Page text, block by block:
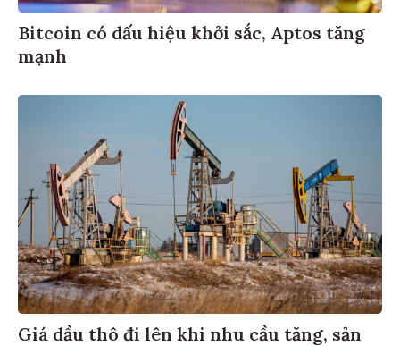
Bitcoin có dấu hiệu khởi sắc, Aptos tăng
mạnh
Giá dầu thô đi lên khi nhu cầu tăng, sản